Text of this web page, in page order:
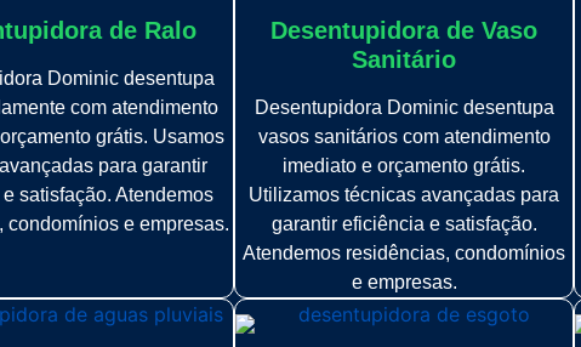
de Ralo
Dominic desentupa
com atendimento
grátis. Usamos
para garantir
satisfação. Atendemos
condomínios e empresas.
Desentupidora de Vaso
Sanitário
Desentupidora Dominic desentupa
vasos sanitários com atendimento
imediato e orçamento grátis.
Utilizamos técnicas avançadas para
garantir eficiência e satisfação.
Atendemos residências, condomínios
e empresas.